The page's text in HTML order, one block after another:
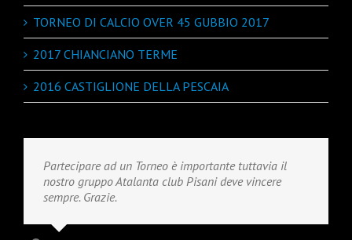
TORNEO DI CALCIO OVER 45 GUBBIO 2017
2017 CHIANCIANO TERME
2016 CASTIGLIONE DELLA PESCAIA
Partecipare ad un Torneo è importante tuttavia il
nostro gruppo Atalanta club Pisani deve vincere
sempre. Grazie.